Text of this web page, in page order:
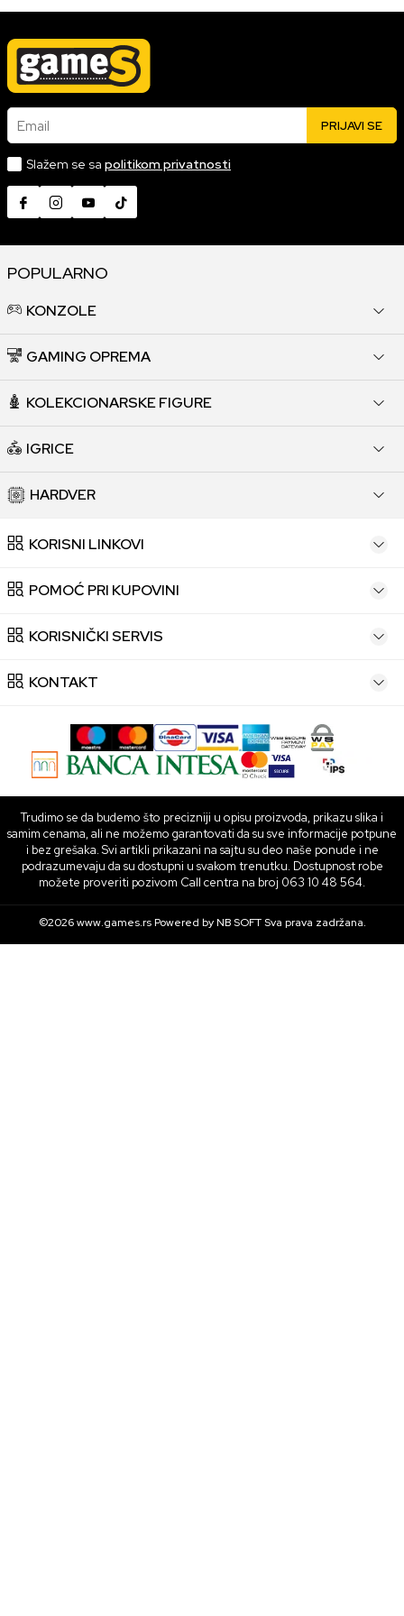
Email PRIJAVI SE
Slažem se sa politikom privatnosti
POPULARNO
KONZOLE
GAMING OPREMA
KOLEKCIONARSKE FIGURE
IGRICE
HARDVER
KORISNI LINKOVI
POMOĆ PRI KUPOVINI
KORISNIČKI SERVIS
KONTAKT
Trudimo se da budemo što precizniji u opisu proizvoda, prikazu slika i
samim cenama, ali ne možemo garantovati da su sve informacije potpune
i bez grešaka. Svi artikli prikazani na sajtu su deo naše ponude i ne
podrazumevaju da su dostupni u svakom trenutku. Dostupnost robe
možete proveriti pozivom Call centra na broj 063 10 48 564.
©2026www.games.rs Powered byNB SOFTSva prava zadržana.